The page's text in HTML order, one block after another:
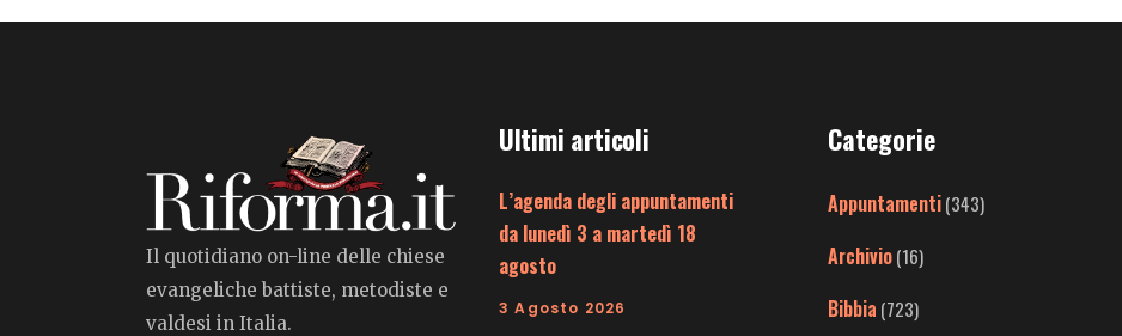
Il quotidiano on-line delle chiese
evangeliche battiste, metodiste e
valdesi in Italia.
Ultimi articoli
L’agenda degli appuntamenti
da lunedì 3 a martedì 18
agosto
3 Agosto 2026
Categorie
Appuntamenti(343)
Archivio(16)
Bibbia (723)